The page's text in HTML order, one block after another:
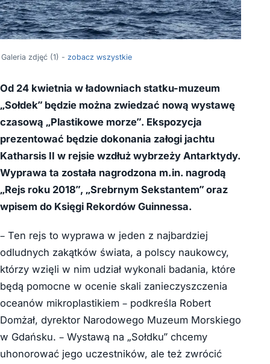
Galeria zdjęć (1) - zobacz wszystkie
Od 24 kwietnia w ładowniach statku-muzeum
„Sołdek” będzie można zwiedzać nową wystawę
czasową „Plastikowe morze”. Ekspozycja
prezentować będzie dokonania załogi jachtu
Katharsis II w rejsie wzdłuż wybrzeży Antarktydy.
Wyprawa ta została nagrodzona m.in. nagrodą
„Rejs roku 2018”, „Srebrnym Sekstantem” oraz
wpisem do Księgi Rekordów Guinnessa.
– Ten rejs to wyprawa w jeden z najbardziej
odludnych zakątków świata, a polscy naukowcy,
którzy wzięli w nim udział wykonali badania, które
będą pomocne w ocenie skali zanieczyszczenia
oceanów mikroplastikiem – podkreśla Robert
Domżał, dyrektor Narodowego Muzeum Morskiego
w Gdańsku. – Wystawą na „Sołdku” chcemy
uhonorować jego uczestników, ale też zwrócić